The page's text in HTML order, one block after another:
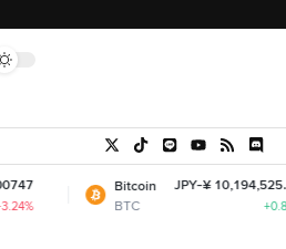
Bitcoin
BTC
JPY-¥ 10,194,525.35